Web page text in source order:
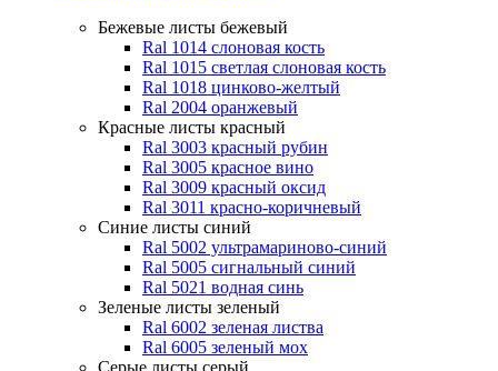
Бежевые листы бежевый
Ral 1014 слоновая кость
Ral 1015 светлая слоновая кость
Ral 1018 цинково-желтый
Ral 2004 оранжевый
Красные листы красный
Ral 3003 красный рубин
Ral 3005 красное вино
Ral 3009 красный оксид
Ral 3011 красно-коричневый
Синие листы синий
Ral 5002 ультрамариново-синий
Ral 5005 сигнальный синий
Ral 5021 водная синь
Зеленые листы зеленый
Ral 6002 зеленая листва
Ral 6005 зеленый мох
Серые листы серый